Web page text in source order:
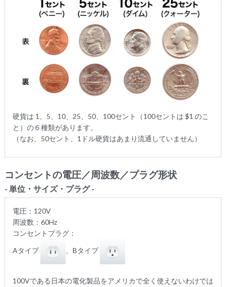
硬貨は 1、5、10、25、50、100セント（100セントは $1 のこ
と）の６種類があります。
（なお、50セント、1ドル硬貨はあまり流通していません）
コンセントの電圧／周波数／プラグ形状
- 単位・サイズ・プラグ -
電圧：120V
周波数：60Hz
コンセントプラグ：
Aタイプ 、Bタイプ
100Vである日本の電化製品をアメリカで全く使えないわけでは